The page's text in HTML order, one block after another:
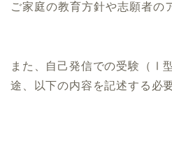
ご家庭の教育方針や志願者の
また、自己発信での受験（Ⅰ
途、以下の内容を記述する必